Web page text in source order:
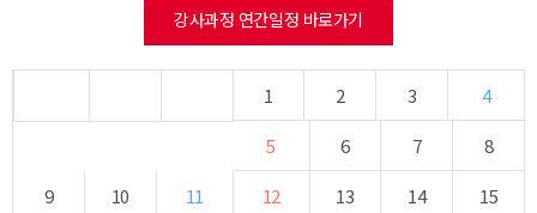
강사과정 연간일정 바로가기
1 2 3
4
5
6 7
8
9
10 11 12 13 14
15